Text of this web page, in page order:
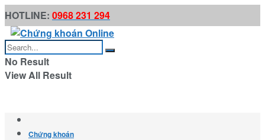
HOTLINE: 0968 231 294
No Result
View All Result
Chứng khoán